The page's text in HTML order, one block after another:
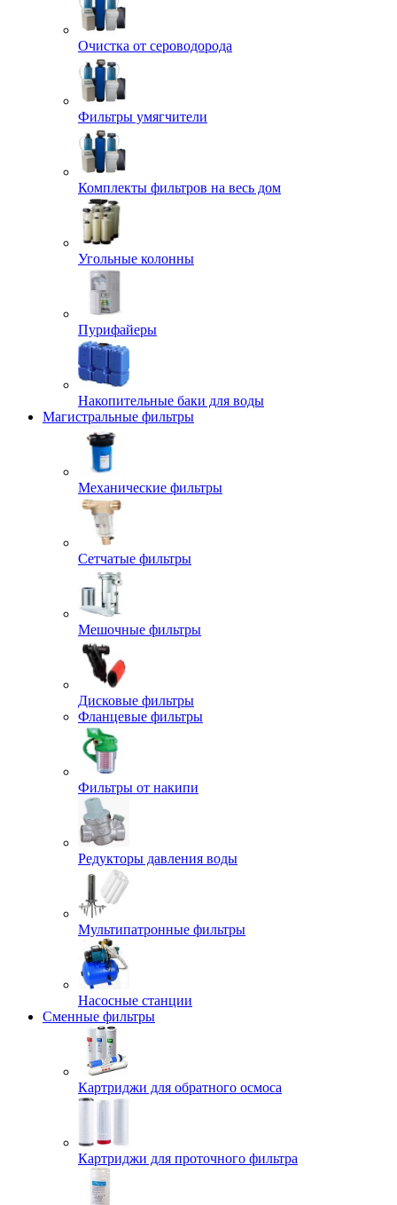
Очистка от сероводорода
Фильтры умягчители
Комплекты фильтров на весь дом
Угольные колонны
Пурифайеры
Накопительные баки для воды
Магистральные фильтры
Механические фильтры
Сетчатые фильтры
Мешочные фильтры
Дисковые фильтры
Фланцевые фильтры
Фильтры от накипи
Редукторы давления воды
Мультипатронные фильтры
Насосные станции
Сменные фильтры
Картриджи для обратного осмоса
Картриджи для проточного фильтра